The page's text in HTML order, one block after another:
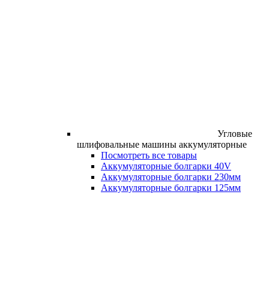
Угловые
шлифовальные машины аккумуляторные
Посмотреть все товары
Аккумуляторные болгарки 40V
Аккумуляторные болгарки 230мм
Аккумуляторные болгарки 125мм